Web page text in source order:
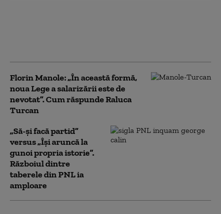
Florin Manole: „În această formă,
noua Lege a salarizării este de
nevotat”. Cum răspunde Raluca
Turcan
„Să-și facă partid”
versus „Își aruncă la
gunoi propria istorie”.
Războiul dintre
taberele din PNL ia
amploare